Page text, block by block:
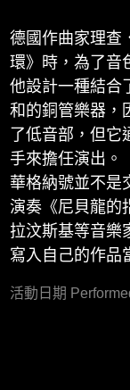
德國作曲家理查
環》時，為了音
他設計一種結合
和的銅管樂器，
了低音部，但
手來擔任演出。
華格納號並不是
演奏《尼貝龍的
拉汶斯基等音樂
寫入自己的作品
活動日期